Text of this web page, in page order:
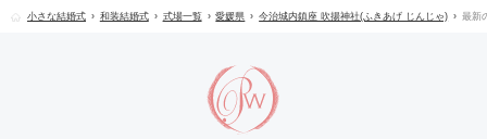
小さな結婚式 和装結婚式 式場一覧 愛媛県 今治城内鎮座 吹揚神社(ふきあげ じんじゃ) 最新